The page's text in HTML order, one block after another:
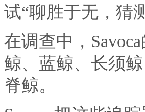
试“聊胜于无，猜
在调查中，
鲸、蓝鲸、长须
脊鲸。